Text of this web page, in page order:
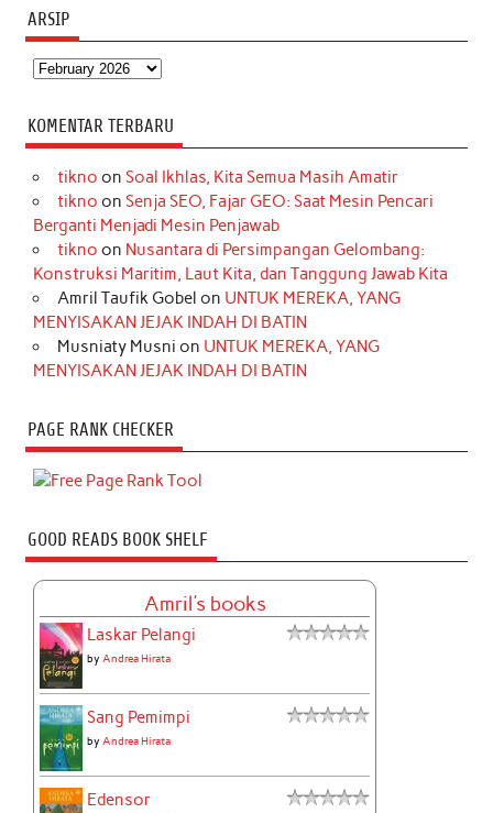
ARSIP
Arsip
KOMENTAR TERBARU
tikno on Soal Ikhlas, Kita Semua Masih Amatir
tikno on Senja SEO, Fajar GEO: Saat Mesin Pencari
Berganti Menjadi Mesin Penjawab
tikno on Nusantara di Persimpangan Gelombang:
Konstruksi Maritim, Laut Kita, dan Tanggung Jawab Kita
Amril Taufik Gobel on UNTUK MEREKA, YANG
MENYISAKAN JEJAK INDAH DI BATIN
Musniaty Musni on UNTUK MEREKA, YANG
MENYISAKAN JEJAK INDAH DI BATIN
PAGE RANK CHECKER
GOOD READS BOOK SHELF
Amril's books
Laskar Pelangi
by Andrea Hirata
Sang Pemimpi
by Andrea Hirata
Edensor